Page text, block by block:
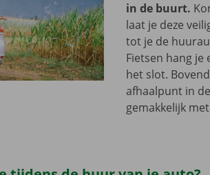
in de buurt.
laat je deze
tot je de
Fietsen hang
het slot.
afhaalpunt in
gemakkelijk